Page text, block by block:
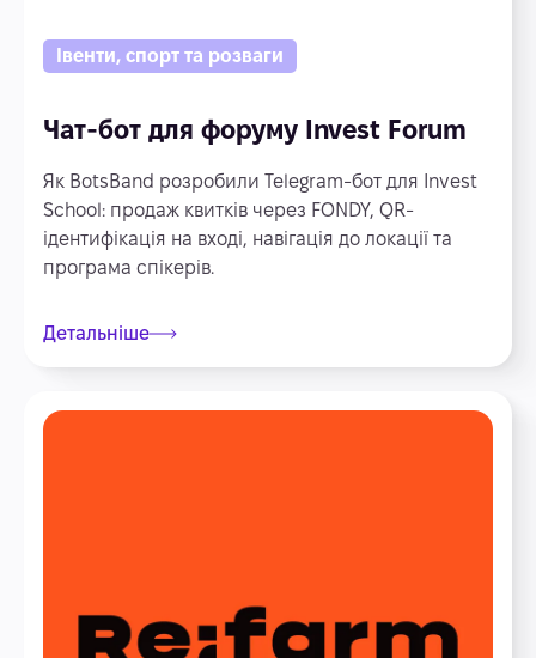
Івенти, спорт та розваги
Чат-бот для форуму Invest Forum
Як BotsBand розробили Telegram-бот для Invest
School: продаж квитків через FONDY, QR-
ідентифікація на вході, навігація до локації та
програма спікерів.
Детальніше